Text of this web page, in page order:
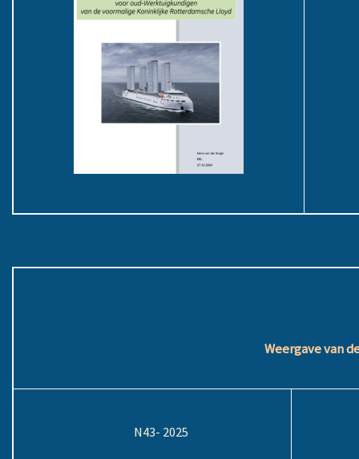
.
Weergave van
N43- 2025